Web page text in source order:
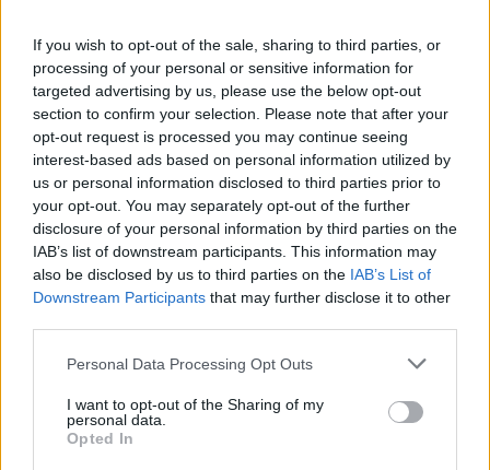
If you wish to opt-out of the sale, sharing to third parties, or
processing of your personal or sensitive information for
targeted advertising by us, please use the below opt-out
section to confirm your selection. Please note that after your
opt-out request is processed you may continue seeing
interest-based ads based on personal information utilized by
us or personal information disclosed to third parties prior to
your opt-out. You may separately opt-out of the further
disclosure of your personal information by third parties on the
IAB’s list of downstream participants. This information may
also be disclosed by us to third parties on the IAB’s List of
Downstream Participants that may further disclose it to other
Personal Data Processing Opt Outs
I want to opt-out of the Sharing of my
personal data.
Opted In
Kiderült, ekkora fizetéssel már jómódúnak
számítasz Magyarországon: tágul az olló
gazdag és szegény között
Hiába emelkednek látványosan a magyar bérek, a
számok mögött továbbra is jelentős jövedelmi
különbségek húzódnak meg.